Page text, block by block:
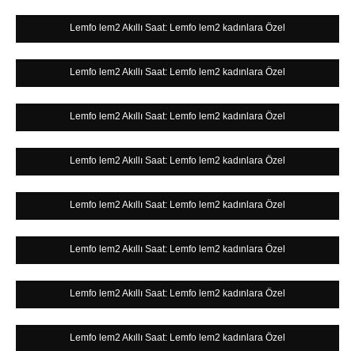
Lemfo lem2 Akıllı Saat: Lemfo lem2 kadınlara Özel
Lemfo lem2 Akıllı Saat: Lemfo lem2 kadınlara Özel
Lemfo lem2 Akıllı Saat: Lemfo lem2 kadınlara Özel
Lemfo lem2 Akıllı Saat: Lemfo lem2 kadınlara Özel
Lemfo lem2 Akıllı Saat: Lemfo lem2 kadınlara Özel
Lemfo lem2 Akıllı Saat: Lemfo lem2 kadınlara Özel
Lemfo lem2 Akıllı Saat: Lemfo lem2 kadınlara Özel
Lemfo lem2 Akıllı Saat: Lemfo lem2 kadınlara Özel